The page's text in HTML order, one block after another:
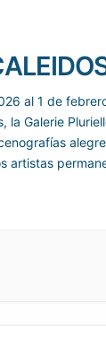
al 1 de
la Galerie
artistas